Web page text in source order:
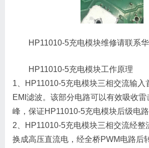
HP11010-5充电模块维修请联系华
HP11010-5充电模块工作原理
1、HP11010-5充电模块三相交流输入
EMI滤波。该部分电路可以有效吸收
峰，保证HP11010-5充电模块后级电路
2、HP11010-5充电模块三相交流经整
换成高压直流电，经全桥PWM电路后